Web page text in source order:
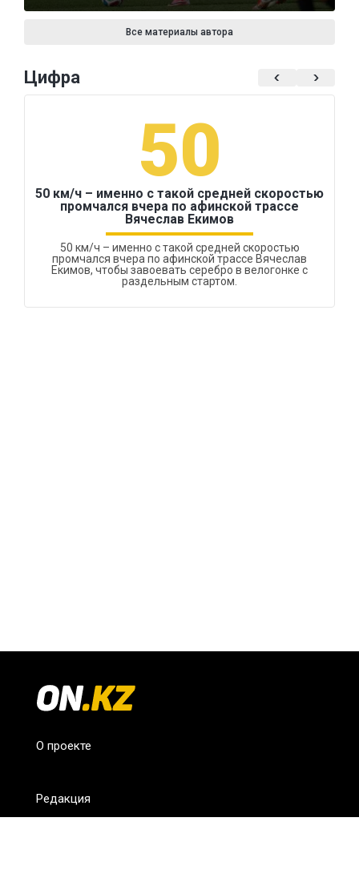
Все материалы автора
Цифра
50
50 км/ч – именно с такой средней скоростью
промчался вчера по афинской трассе
Вячеслав Екимов
50 км/ч – именно с такой средней скоростью
промчался вчера по афинской трассе Вячеслав
Екимов, чтобы завоевать серебро в велогонке с
раздельным стартом.
О проекте
Редакция